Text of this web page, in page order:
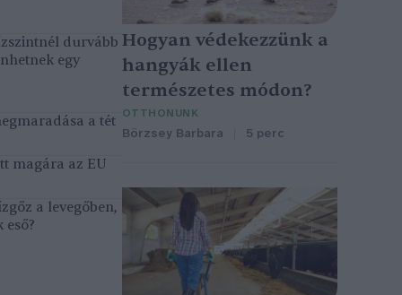
durvább
egy
a tét
magára az EU
a levegőben,
eső?
Hogyan védekezzünk a
hangyák ellen
természetes módon?
OTTHONUNK
Börzsey Barbara 5 perc